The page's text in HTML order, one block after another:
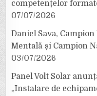
competențelor
07/07/2026
Daniel Sava,
Mentală și Campion
03/07/2026
Panel Volt Solar
„Instalare de